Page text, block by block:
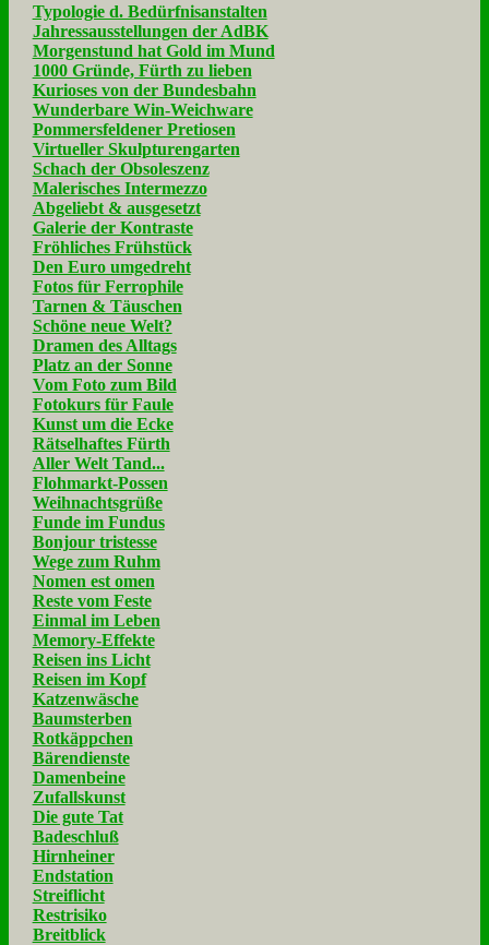
Typologie d. Bedürfnisanstalten
Jahressausstellungen der AdBK
Morgenstund hat Gold im Mund
1000 Gründe, Fürth zu lieben
Kurioses von der Bundesbahn
Wunderbare Win-Weichware
Pommersfeldener Pretiosen
Virtueller Skulpturengarten
Schach der Obsoleszenz
Malerisches Intermezzo
Abgeliebt & ausgesetzt
Galerie der Kontraste
Fröhliches Frühstück
Den Euro umgedreht
Fotos für Ferrophile
Tarnen & Täuschen
Schöne neue Welt?
Dramen des Alltags
Platz an der Sonne
Vom Foto zum Bild
Fotokurs für Faule
Kunst um die Ecke
Rätselhaftes Fürth
Aller Welt Tand...
Flohmarkt-Possen
Weihnachtsgrüße
Funde im Fundus
Bonjour tristesse
Wege zum Ruhm
Nomen est omen
Reste vom Feste
Einmal im Leben
Memory-Effekte
Reisen ins Licht
Reisen im Kopf
Katzenwäsche
Baumsterben
Rotkäppchen
Bärendienste
Damenbeine
Zufallskunst
Die gute Tat
Badeschluß
Hirnheiner
Endstation
Streiflicht
Restrisiko
Breitblick